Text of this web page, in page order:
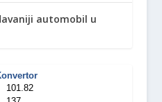
automobil u